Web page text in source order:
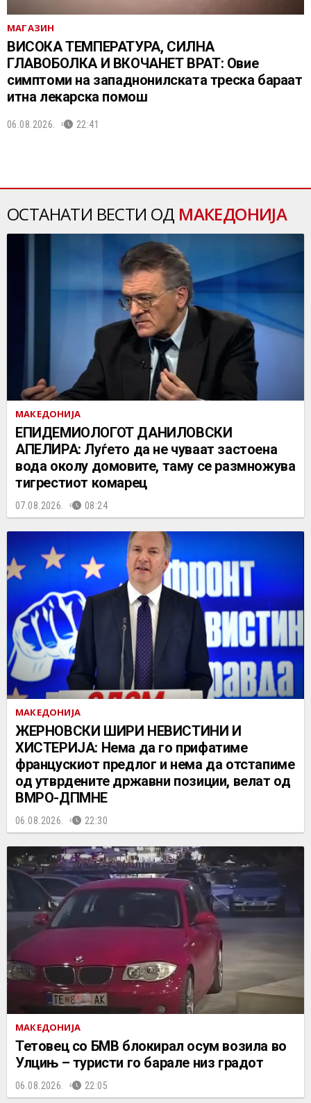
МАГАЗИН
ВИСОКА ТЕМПЕРАТУРА, СИЛНА
ГЛАВОБОЛКА И ВКОЧАНЕТ ВРАТ: Овие
симптоми на западнонилската треска бараат
итна лекарска помош
06.08.2026. 22:41
ОСТАНАТИ ВЕСТИ ОД МАКЕДОНИЈА
МАКЕДОНИЈА
EПИДЕМИОЛОГОТ ДАНИЛОВСКИ
АПЕЛИРА: Луѓето да не чуваат застоена
вода околу домовите, таму се размножува
тигрестиот комарец
07.08.2026. 08:24
МАКЕДОНИЈА
ЖЕРНОВСКИ ШИРИ НЕВИСТИНИ И
ХИСТЕРИЈА: Нема да го прифатиме
францускиот предлог и нема да отстапиме
од утврдените државни позиции, велат од
ВМРО-ДПМНЕ
06.08.2026. 22:30
МАКЕДОНИЈА
Тетовец со БМВ блокирал осум возила во
Улцињ – туристи го барале низ градот
06.08.2026. 22:05